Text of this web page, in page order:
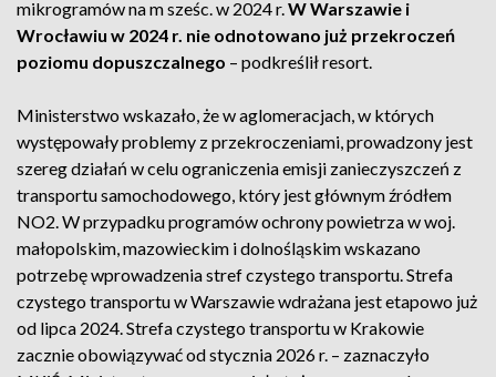
mikrogramów na m sześc. w 2024 r.W Warszawie i
Wrocławiu w 2024 r. nie odnotowano już przekroczeń
poziomu dopuszczalnego – podkreślił resort.
Ministerstwo wskazało, że w aglomeracjach, w których
występowały problemy z przekroczeniami, prowadzony jest
szereg działań w celu ograniczenia emisji zanieczyszczeń z
transportu samochodowego, który jest głównym źródłem
NO2. W przypadku programów ochrony powietrza w woj.
małopolskim, mazowieckim i dolnośląskim wskazano
potrzebę wprowadzenia stref czystego transportu. Strefa
czystego transportu w Warszawie wdrażana jest etapowo już
od lipca 2024. Strefa czystego transportu w Krakowie
zacznie obowiązywać od stycznia 2026 r. – zaznaczyło